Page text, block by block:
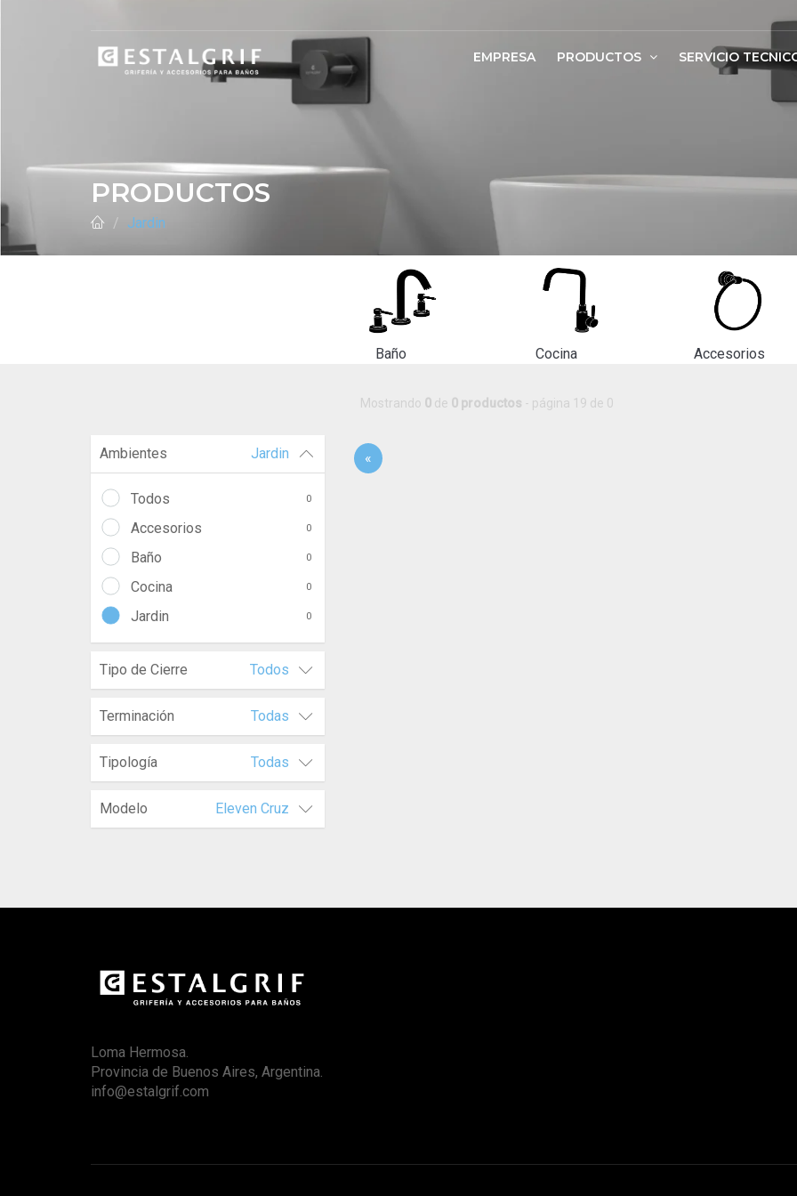
EMPRESA PRODUCTOS SERVICIO
PRODUCTOS
Jardin
Baño Cocina Accesorios
Ambientes Jardin
Todos 0
Accesorios 0
Baño 0
Cocina 0
Jardin 0
Tipo de Cierre Todos
Terminación Todas
Tipología Todas
Modelo Eleven Cruz
Mostrando 0de 0 productos - página 19 de 0
«
Loma Hermosa.
Provincia de Buenos Aires, Argentina.
info@estalgrif.com